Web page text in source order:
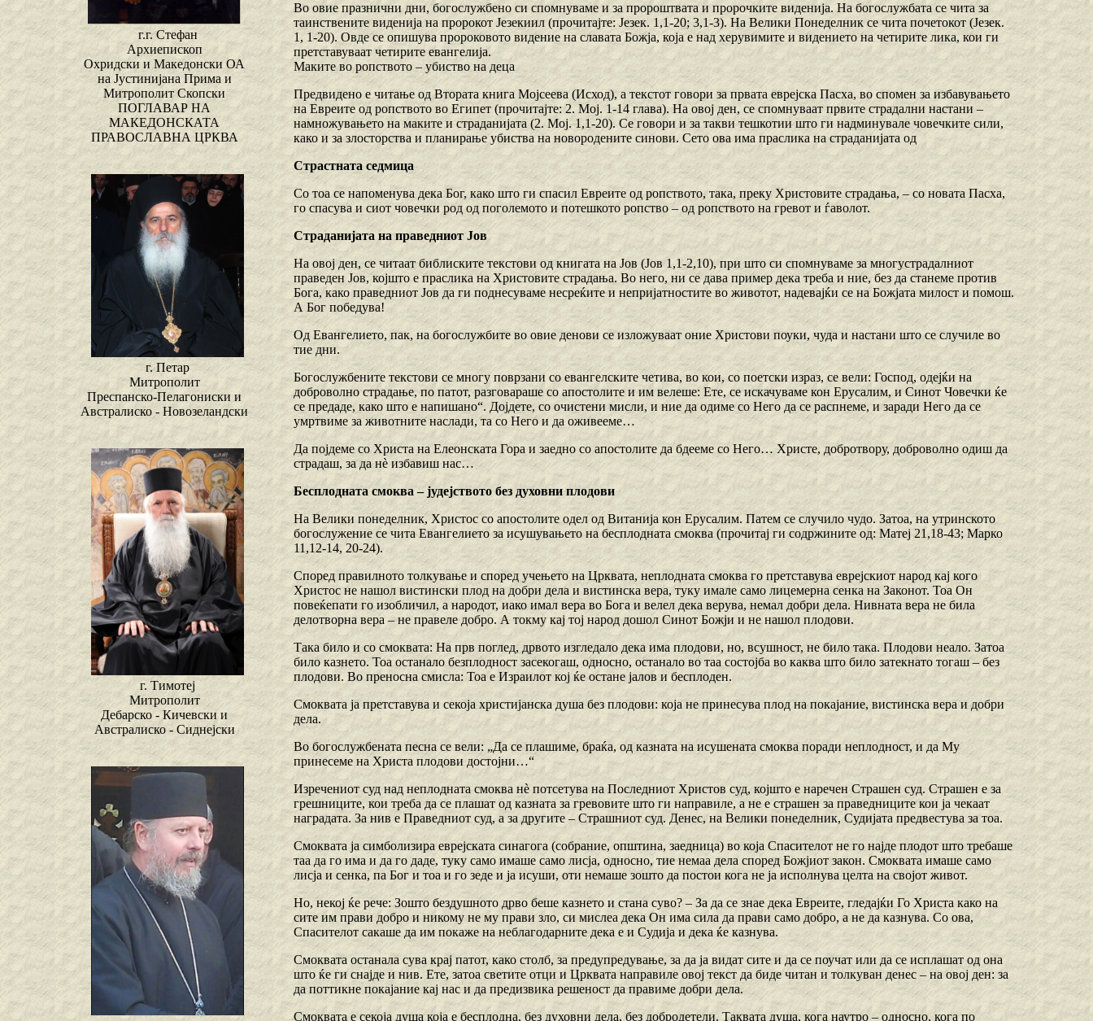
г.г. Стефан
Архиепископ
Охридски и Македонски ОА
на Јустинијана Прима и
Митрополит Скопски
ПОГЛАВАР НА
МАКЕДОНСКАТА
ПРАВОСЛАВНА ЦРКВА
г. Петар
Митрополит
Преспанско-Пелагониски и
Австралиско - Новозеландски
г. Тимотеј
Митрополит
Дебарско - Кичевски и
Австралиско - Сиднејски
Во овие празнични дни, богослужбено си спомнуваме и за пророштвата и пророчките виденија. На богослужбата се чита за
таинствените виденија на пророкот Језекиил (прочитајте: Језек. 1,1-20; 3,1-3). На Велики Понеделник се чита почетокот (Језек.
1, 1-20). Овде се опишува пророковото видение на славата Божја, која е над херувимите и видението на четирите лика, кои ги
претставуваат четирите евангелија.
Маките во ропството – убиство на деца
Предвидено е читање од Втората книга Мојсеева (Исход), а текстот говори за првата еврејска Пасха, во спомен за избавувањето
на Евреите од ропството во Египет (прочитајте: 2. Мој. 1-14 глава). На овој ден, се спомнуваат првите страдални настани –
намножувањето на маките и страданијата (2. Мој. 1,1-20). Се говори и за такви тешкотии што ги надминувале човечките сили,
како и за злосторства и планирање убиства на новородените синови. Сето ова има праслика на страданијата од
Страстната седмица
Со тоа се напоменува дека Бог, како што ги спасил Евреите од ропството, така, преку Христовите страдања, – со новата Пасха,
го спасува и сиот човечки род од поголемото и потешкото ропство – од ропството на гревот и ѓаволот.
Страданијата на праведниот Јов
На овој ден, се читаат библиските текстови од книгата на Јов (Јов 1,1-2,10), при што си спомнуваме за многустрадалниот
праведен Јов, којшто е праслика на Христовите страдања. Во него, ни се дава пример дека треба и ние, без да станеме против
Бога, како праведниот Јов да ги поднесуваме несреќите и непријатностите во животот, надевајќи се на Божјата милост и помош.
А Бог победува!
Од Евангелието, пак, на богослужбите во овие денови се изложуваат оние Христови поуки, чуда и настани што се случиле во
тие дни.
Богослужбените текстови се многу поврзани со евангелските четива, во кои, со поетски израз, се вели: Господ, одејќи на
доброволно страдање, по патот, разговараше со апостолите и им велеше: Ете, се искачуваме кон Ерусалим, и Синот Човечки ќе
се предаде, како што е напишано“. Дојдете, со очистени мисли, и ние да одиме со Него да се распнеме, и заради Него да се
умртвиме за животните наслади, та со Него и да оживееме…
Да појдеме со Христа на Елеонската Гора и заедно со апостолите да бдееме со Него… Христе, добротвору, доброволно одиш да
страдаш, за да нè избавиш нас…
Бесплодната смоква – јудејството без духовни плодови
На Велики понеделник, Христос со апостолите одел од Витанија кон Ерусалим. Патем се случило чудо. Затоа, на утринското
богослужение се чита Евангелието за исушувањето на бесплодната смоква (прочитај ги содржините од: Матеј 21,18-43; Марко
11,12-14, 20-24).
Според правилното толкување и според учењето на Црквата, неплодната смоква го претставува еврејскиот народ кај кого
Христос не нашол вистински плод на добри дела и вистинска вера, туку имале само лицемерна сенка на Законот. Тоа Он
повеќепати го изобличил, а народот, иако имал вера во Бога и велел дека верува, немал добри дела. Нивната вера не била
делотворна вера – не правеле добро. А токму кај тој народ дошол Синот Божји и не нашол плодови.
Така било и со смоквата: На прв поглед, дрвото изгледало дека има плодови, но, всушност, не било така. Плодови неало. Затоа
било казнето. Тоа останало безплодност засекогаш, односно, останало во таа состојба во каква што било затекнато тогаш – без
плодови. Во преносна смисла: Тоа е Израилот кој ќе остане јалов и бесплоден.
Смоквата ја претставува и секоја христијанска душа без плодови: која не принесува плод на покајание, вистинска вера и добри
дела.
Во богослужбената песна се вели: „Да се плашиме, браќа, од казната на исушената смоква поради неплодност, и да Му
принесеме на Христа плодови достојни…“
Изречениот суд над неплодната смоква нè потсетува на Последниот Христов суд, којшто е наречен Страшен суд. Страшен е за
грешниците, кои треба да се плашат од казната за гревовите што ги направиле, а не е страшен за праведниците кои ја чекаат
наградата. За нив е Праведниот суд, а за другите – Страшниот суд. Денес, на Велики понеделник, Судијата предвестува за тоа.
Смоквата ја симболизира еврејската синагога (собрание, општина, заедница) во која Спасителот не го најде плодот што требаше
таа да го има и да го даде, туку само имаше само лисја, односно, тие немаа дела според Божјиот закон. Смоквата имаше само
лисја и сенка, па Бог и тоа и го зеде и ја исуши, оти немаше зошто да постои кога не ја исполнува целта на својот живот.
Но, некој ќе рече: Зошто бездушното дрво беше казнето и стана суво? – За да се знае дека Евреите, гледајќи Го Христа како на
сите им прави добро и никому не му прави зло, си мислеа дека Он има сила да прави само добро, а не да казнува. Со ова,
Спасителот сакаше да им покаже на неблагодарните дека е и Судија и дека ќе казнува.
Смоквата останала сува крај патот, како столб, за предупредување, за да ја видат сите и да се поучат или да се исплашат од она
што ќе ги снајде и нив. Ете, затоа светите отци и Црквата направиле овој текст да биде читан и толкуван денес – на овој ден: за
да поттикне покајание кај нас и да предизвика решеност да правиме добри дела.
Смоквата е секоја душа која е бесплодна, без духовни дела, без добродетели. Таквата душа, кога наутро – односно, кога по